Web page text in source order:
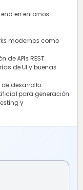
en entornos
modernos como
APIs REST.
de UI y buenas
desarrollo.
para generación
y